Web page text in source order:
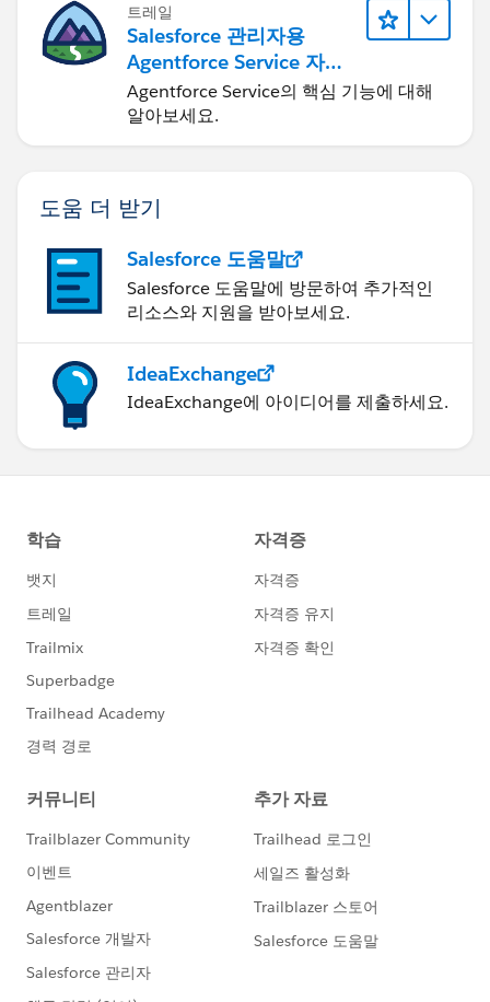
트레일
Salesforce 관리자용
Agentforce Service 자세
히 알아보기
Agentforce Service의 핵심 기능에 대해
알아보세요.
도움 더 받기
Salesforce 도움말
Salesforce 도움말에 방문하여 추가적인
리소스와 지원을 받아보세요.
IdeaExchange
IdeaExchange에 아이디어를 제출하세요.